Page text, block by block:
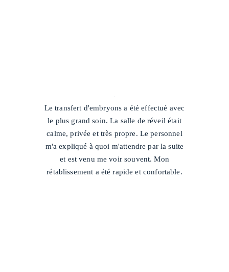
Le transfert d'embryons a été effectué avec
le plus grand soin. La salle de réveil était
calme, privée et très propre. Le personnel
m'a expliqué à quoi m'attendre par la suite
et est venu me voir souvent. Mon
rétablissement a été rapide et confortable.